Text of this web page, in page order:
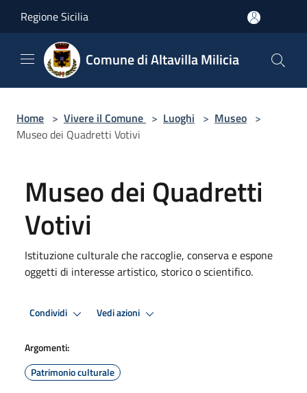
Regione Sicilia
Comune di Altavilla Milicia
Home > Vivere il Comune > Luoghi > Museo >
Museo dei Quadretti Votivi
Museo dei Quadretti
Votivi
Istituzione culturale che raccoglie, conserva e espone
oggetti di interesse artistico, storico o scientifico.
Condividi Vedi azioni
Argomenti:
Patrimonio culturale